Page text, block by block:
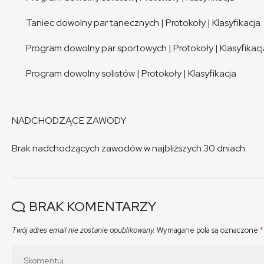
Taniec dowolny par tanecznych | Protokoły| Klasyfikacja
Program dowolny par sportowych | Protokoły|
Program dowolny solistów| Protokoły| Klasyfikacja
NADCHODZĄCE ZAWODY
Brak nadchodzących zawodów w najbliższych 30 dniach.
BRAK KOMENTARZY
Twój adres email nie zostanie opublikowany. Wymagane pola są oznaczone *